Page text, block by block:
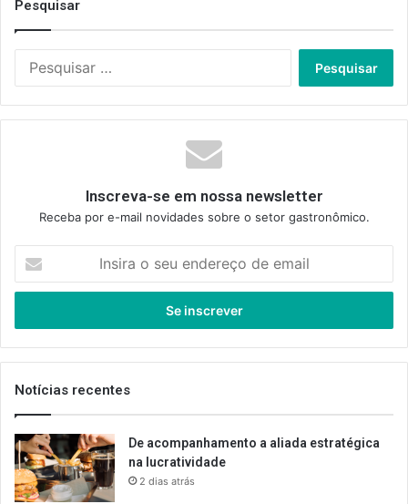
Pesquisar
Inscreva-se em nossa newsletter
Receba por e-mail novidades sobre o setor gastronômico.
seu
de
email
Notícias recentes
De acompanhamento a aliada estratégica
na lucratividade
2 dias atrás